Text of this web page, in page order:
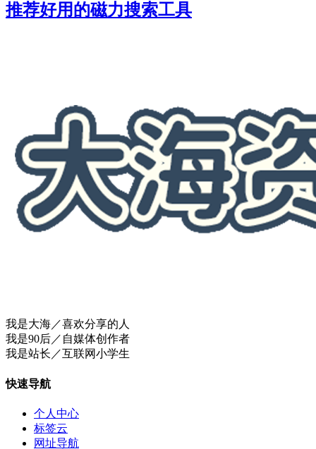
推荐好用的磁力搜索工具
我是大海／喜欢分享的人
我是90后／自媒体创作者
我是站长／互联网小学生
快速导航
个人中心
标签云
网址导航